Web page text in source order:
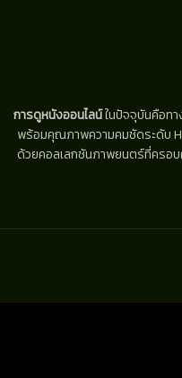
การดูหนังออนไลน์ในปัจจุบันคือทา
พร้อมคุณภาพความคมชัดระดับ
ด้วยคอลเลกชันภาพยนตร์ที่ครอบ